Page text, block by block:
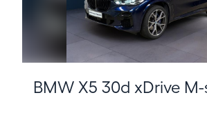
BMW X5 30d xDrive